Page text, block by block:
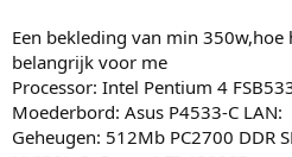
Een bekleding van min
belangrijk voor me
Processor: Intel Pentium 4
Moederbord: Asus P4533-C LAN:
Geheugen: 512Mb PC2700 DDR